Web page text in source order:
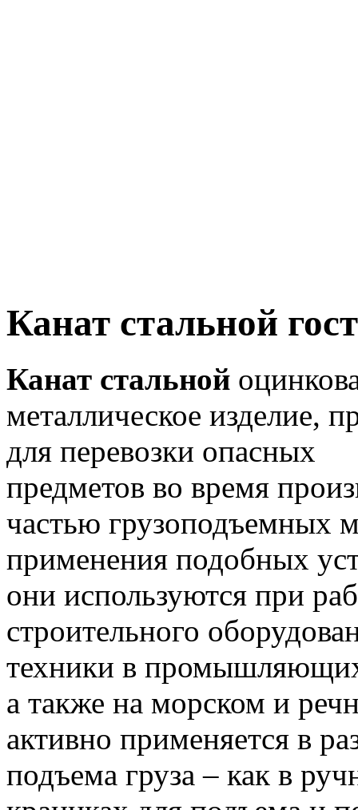
Канат стальной
Канат стальной
металлическое изделие,
для перевозки опасных
предметов во время
частью грузоподъемных
применения подобных
они используются при
строительного
техники в
а также на морском и
активно применяется в
подъема груза – как в